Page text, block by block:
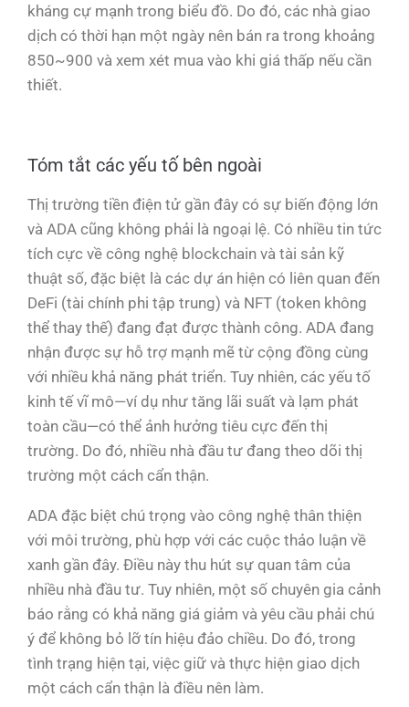
kháng cự mạnh trong biểu đồ. Do đó, các nhà giao
dịch có thời hạn một ngày nên bán ra trong khoảng
850~900 và xem xét mua vào khi giá thấp nếu cần
thiết.
Tóm tắt các yếu tố bên ngoài
Thị trường tiền điện tử gần đây có sự biến động lớn
và ADA cũng không phải là ngoại lệ. Có nhiều tin tức
tích cực về công nghệ blockchain và tài sản kỹ
thuật số, đặc biệt là các dự án hiện có liên quan đến
DeFi (tài chính phi tập trung) và NFT (token không
thể thay thế) đang đạt được thành công. ADA đang
nhận được sự hỗ trợ mạnh mẽ từ cộng đồng cùng
với nhiều khả năng phát triển. Tuy nhiên, các yếu tố
kinh tế vĩ mô—ví dụ như tăng lãi suất và lạm phát
toàn cầu—có thể ảnh hưởng tiêu cực đến thị
trường. Do đó, nhiều nhà đầu tư đang theo dõi thị
trường một cách cẩn thận.
ADA đặc biệt chú trọng vào công nghệ thân thiện
với môi trường, phù hợp với các cuộc thảo luận về
xanh gần đây. Điều này thu hút sự quan tâm của
nhiều nhà đầu tư. Tuy nhiên, một số chuyên gia cảnh
báo rằng có khả năng giá giảm và yêu cầu phải chú
ý để không bỏ lỡ tín hiệu đảo chiều. Do đó, trong
tình trạng hiện tại, việc giữ và thực hiện giao dịch
một cách cẩn thận là điều nên làm.